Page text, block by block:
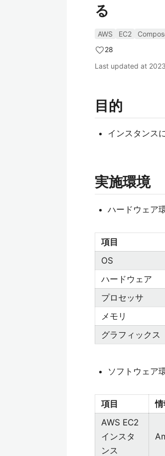
る
AWS EC2
28
Last updated at
目的
インスタンス
実施環境
ハードウェア
項目
OS
ハードウェア
プロセッサ
メモリ
グラフィックス
ソフトウェア
項目 情
AWS EC2
インスタ
ンス